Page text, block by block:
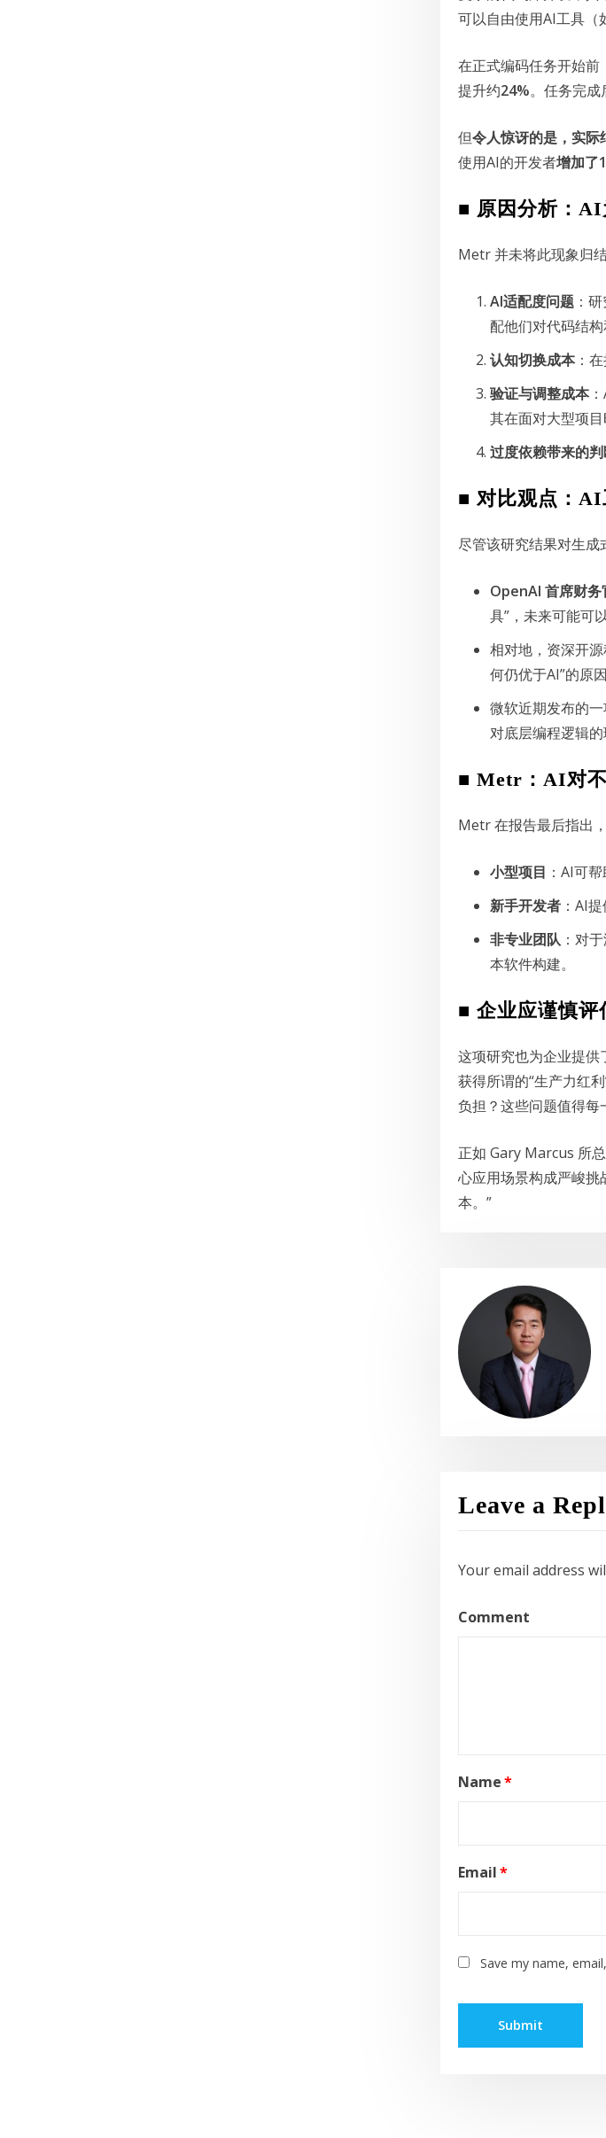
可以自由使用AI工具（
在正式编码任务开始
提升约24%。任务完成
但令人惊讶的是，实际
使用AI的开发者增加了
■ 原因分析：AI
Metr 并未将此现象归
AI适配度问题 ：
配他们对代码结构
认知切换成本：
验证与调整成本
其在面对大型项目
过度依赖带来的
■ 对比观点：AI
尽管该研究结果对生成
OpenAI 首席财
具”，未来可能可
相对地，资深开
何仍优于AI”的原
微软近期发布的
对底层编程逻辑
■ Metr：AI对
Metr 在报告最后指出
小型项目 ：AI可
新手开发者 ：AI
非专业团队 ：对
本软件构建。
■ 企业应谨慎
这项研究也为企业提
获得所谓的“生产力红
负担？这些问题值得每
正如 Gary Marcus 所
心应用场景构成严峻
本。”
Leave a
Your email address
Comment
Name*
Email*
Save my name,